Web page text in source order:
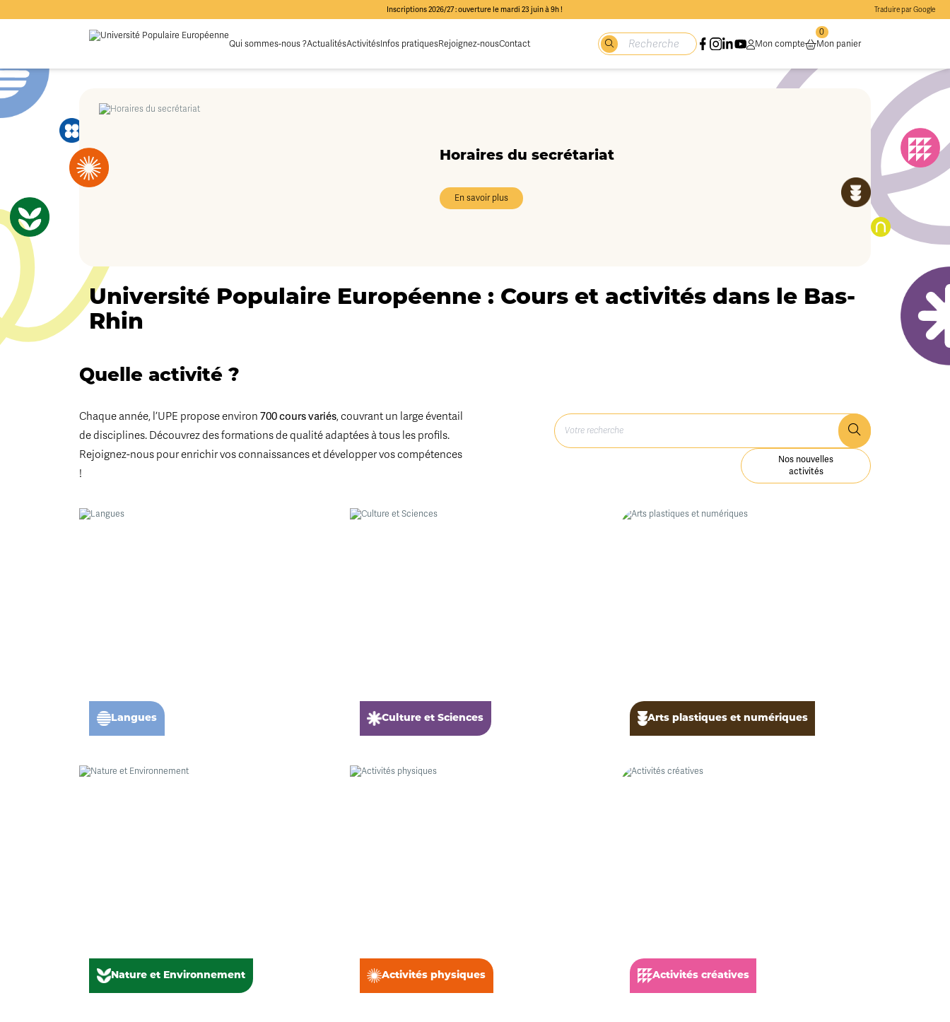
Inscriptions 2026/27 : ouverture le mardi 23 juin à 9h ! Traduire par Google
Qui sommes-nous ?ActualitésActivitésInfos pratiquesRejoignez-nousContact Mon compte Mon panier
0
Horaires du secrétariat
En savoir plus
Université Populaire Européenne : Cours et activités dans le Bas-
Rhin
Quelle activité ?
Chaque année, l’UPE propose environ 700 cours variés, couvrant un large éventail
de disciplines. Découvrez des formations de qualité adaptées à tous les profils.
Rejoignez-nous pour enrichir vos connaissances et développer vos compétences
!
Nos nouvelles
activités
Langues Culture et Sciences Arts plastiques et numériques
Nature et Environnement Activités physiques Activités créatives